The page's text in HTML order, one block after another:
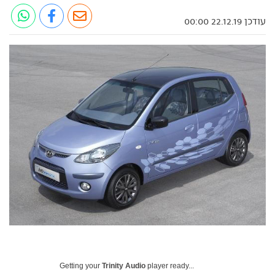
עודכן 22.12.19 00:00
Getting your Trinity Audio player ready...